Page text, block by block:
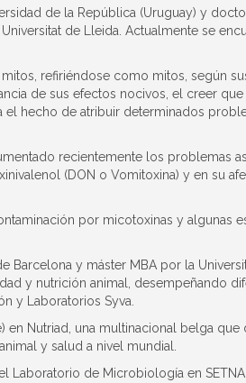
de la República (Uruguay) y
de Lleida. Actualmente se
refiriéndose como mitos, según
de sus efectos nocivos, el creer
el hecho de atribuir determinados
recientemente los problemas
(DON o Vomitoxina) y en su
por micotoxinas y algunas
Barcelona y máster MBA por la
y nutrición animal, desempeñando
y Laboratorios Syva.
en Nutriad, una multinacional belga que
y salud a nivel mundial.
Laboratorio de Microbiología en SETNA